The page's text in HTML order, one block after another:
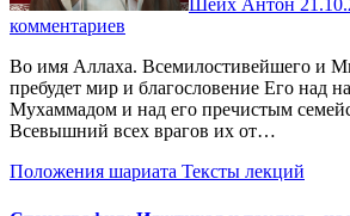
Шейх Антон
комментариев
Во имя Аллаха. Всемилостивейшего и Милосердного! И да
пребудет мир и благословение Его над
Мухаммадом и над его пречистым
Всевышний всех врагов их от…
Положения шариата Тексты лекций